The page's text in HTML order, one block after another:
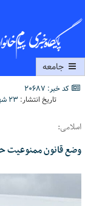
جامعه
کد خبر: 20687
تاریخ انتشار: ۲۳ شهریور ۱۴۰۴ - ۱۹:۰۸
اسلامی:
وضع قانون ممنوعیت